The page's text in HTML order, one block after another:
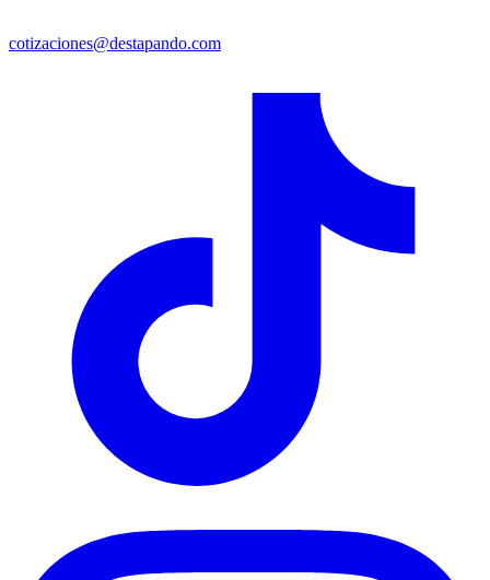
cotizaciones@destapando.com